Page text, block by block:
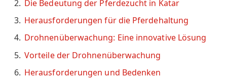
Die Bedeutung der Pferdezucht in Katar
Herausforderungen für die Pferdehaltung
Drohnenüberwachung: Eine innovative Lösung
Vorteile der Drohnenüberwachung
Herausforderungen und Bedenken